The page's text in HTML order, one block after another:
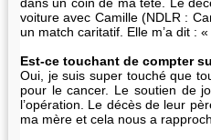
dans un coin de ma tête. Le
voiture avec Camille (NDLR :
un match caritatif. Elle m’a dit :
Est-ce touchant de compter
Oui, je suis super touché que
pour le cancer. Le soutien de
l’opération. Le décès de leur
ma mère et cela nous a